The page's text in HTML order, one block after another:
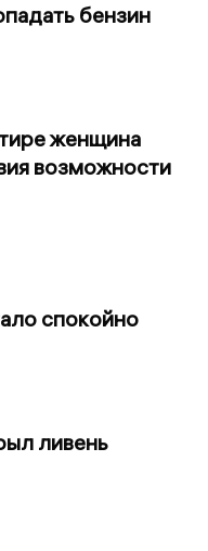
бензин
женщина
возможности
спокойно
ливень